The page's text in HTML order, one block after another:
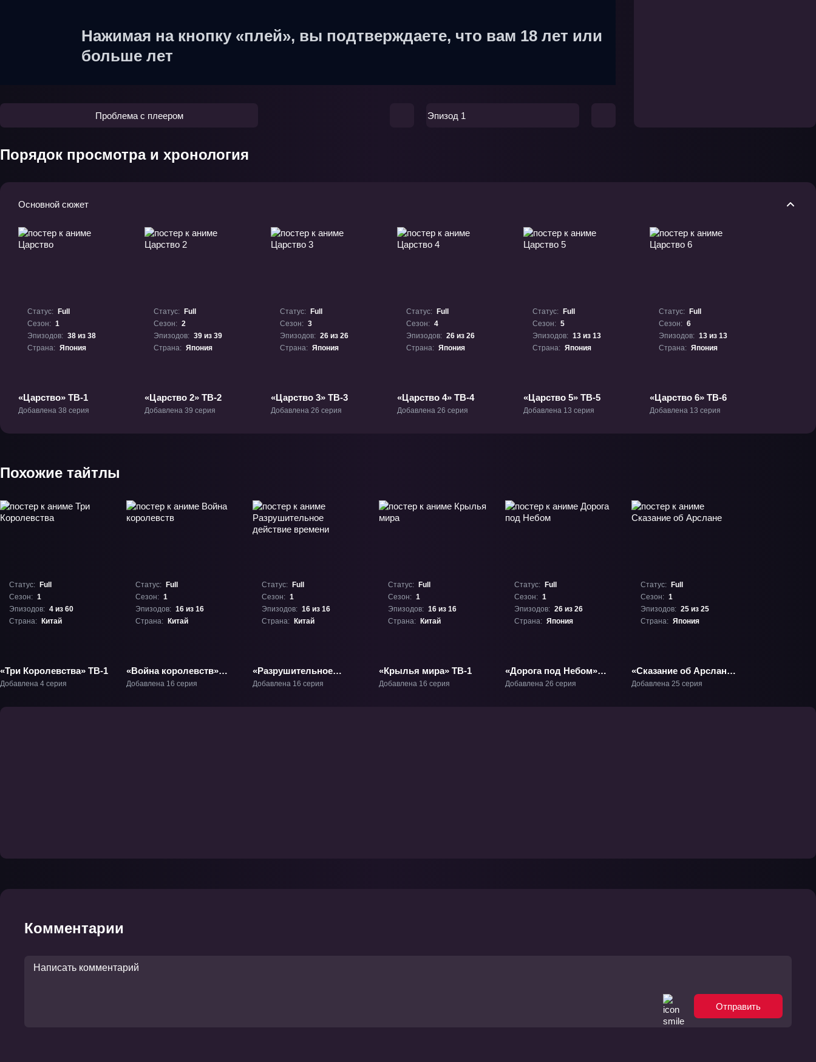
Нажимая на кнопку «плей», вы подтверждаете, что вам 18 лет или
больше лет
Проблема с плеером Эпизод 1
Порядок просмотра и хронология
Основной сюжет
Статус:
Full
Сезон: 1
Эпизодов: 38 из 38
Страна: Япония
«Царство» ТВ-1
Добавлена 38 серия
Статус:
Full
Сезон: 2
Эпизодов: 39 из 39
Страна: Япония
«Царство 2» ТВ-2
Добавлена 39 серия
Статус:
Full
Сезон: 3
Эпизодов: 26 из 26
Страна: Япония
«Царство 3» ТВ-3
Добавлена 26 серия
Статус:
Full
Сезон: 4
Эпизодов: 26 из 26
Страна: Япония
«Царство 4» ТВ-4
Добавлена 26 серия
Статус:
Full
Сезон: 5
Эпизодов: 13 из 13
Страна: Япония
«Царство 5» ТВ-5
Добавлена 13 серия
Статус:
Full
Сезон: 6
Эпизодов: 13 из 13
Страна: Япония
«Царство 6» ТВ-6
Добавлена 13 серия
Похожие тайтлы
Статус:
Full
Сезон: 1
Эпизодов: 4 из 60
Страна:
Китай
«Три Королевства» ТВ-1
Добавлена 4 серия
Статус:
Full
Сезон: 1
Эпизодов: 16 из 16
Страна:
Китай
«Война королевств»
ТВ-1
Добавлена 16 серия
Статус:
Full
Сезон: 1
Эпизодов: 16 из 16
Страна:
Китай
«Разрушительное
действие времени»
Добавлена 16 серия
Статус:
Full
Сезон: 1
Эпизодов: 16 из 16
Страна:
Китай
«Крылья мира» ТВ-1
Добавлена 16 серия
Статус:
Full
Сезон: 1
Эпизодов: 26 из 26
Страна: Япония
«Дорога под Небом»
ТВ-1
Добавлена 26 серия
Статус:
Full
Сезон: 1
Эпизодов: 25 из 25
Страна: Япония
«Сказание об Арслане»
ТВ-1
Добавлена 25 серия
Комментарии
Отправить